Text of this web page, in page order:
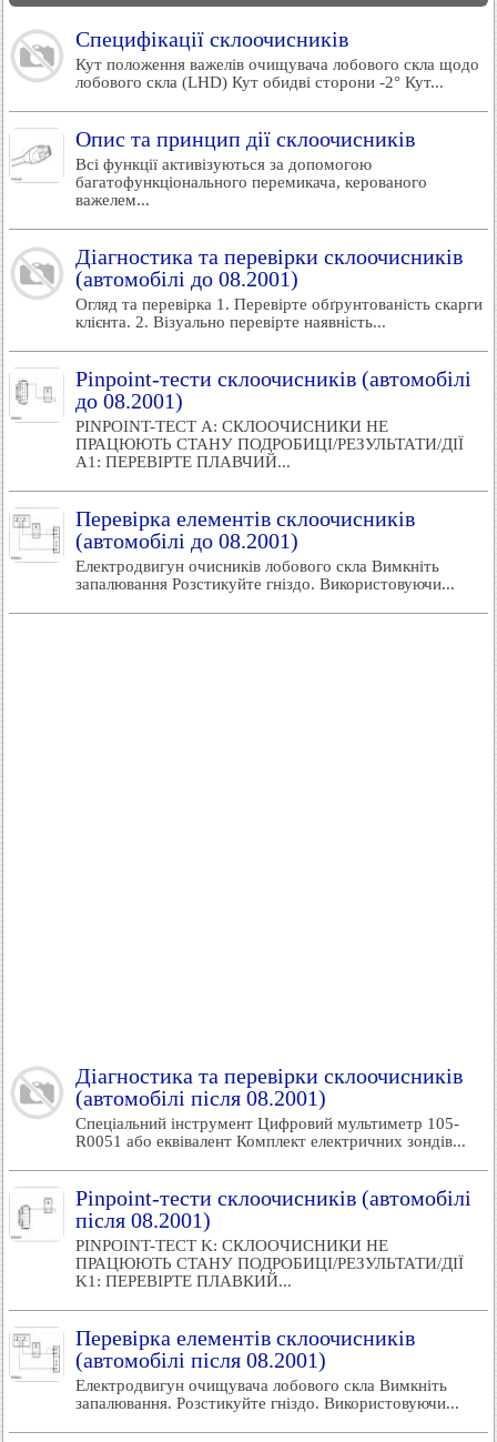
Специфікації склоочисників
Кут положення важелів очищувача лобового скла щодо
лобового скла (LHD) Кут обидві сторони -2° Кут...
Опис та принцип дії склоочисників
Всі функції активізуються за допомогою
багатофункціонального перемикача, керованого
важелем...
Діагностика та перевірки склоочисників
(автомобілі до 08.2001)
Огляд та перевірка 1. Перевірте обґрунтованість скарги
клієнта. 2. Візуально перевірте наявність...
Pinpoint-тести склоочисників (автомобілі
до 08.2001)
PINPOINT-ТЕСТ A: СКЛООЧИСНИКИ НЕ
ПРАЦЮЮТЬ СТАНУ ПОДРОБИЦІ/РЕЗУЛЬТАТИ/ДІЇ
A1: ПЕРЕВІРТЕ ПЛАВЧИЙ...
Перевірка елементів склоочисників
(автомобілі до 08.2001)
Електродвигун очисників лобового скла Вимкніть
запалювання Розстикуйте гніздо. Використовуючи...
Діагностика та перевірки склоочисників
(автомобілі після 08.2001)
Спеціальний інструмент Цифровий мультиметр 105-
R0051 або еквівалент Комплект електричних зондів...
Pinpoint-тести склоочисників (автомобілі
після 08.2001)
PINPOINT-ТЕСТ K: СКЛООЧИСНИКИ НЕ
ПРАЦЮЮТЬ СТАНУ ПОДРОБИЦІ/РЕЗУЛЬТАТИ/ДІЇ
K1: ПЕРЕВІРТЕ ПЛАВКИЙ...
Перевірка елементів склоочисників
(автомобілі після 08.2001)
Електродвигун очищувача лобового скла Вимкніть
запалювання. Розстикуйте гніздо. Використовуючи...